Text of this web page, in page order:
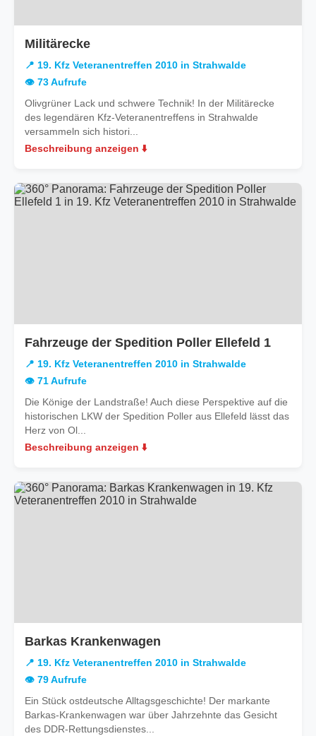
Militäreckein
2010
in
Strahwalde
📍 19. Kfz Veteranentreffen 2010 in Strahwalde
👁️ 73 Aufrufe
Olivgrüner Lack und schwere Technik! In der Militärecke
des legendären Kfz-Veteranentreffens in Strahwalde
versammeln sich histori...
Beschreibung anzeigen ⬇️
Fahrzeuge der Spedition Poller Ellefeld 1
2010
in
📍 19. Kfz Veteranentreffen 2010 in Strahwalde
👁️ 71 Aufrufe
Die Könige der Landstraße! Auch diese Perspektive auf die
historischen LKW der Spedition Poller aus Ellefeld lässt das
Herz von Ol...
Beschreibung anzeigen ⬇️
Barkas Krankenwagen
19.
2010
in
📍 19. Kfz Veteranentreffen 2010 in Strahwalde
👁️ 79 Aufrufe
Ein Stück ostdeutsche Alltagsgeschichte! Der markante
Barkas-Krankenwagen war über Jahrzehnte das Gesicht
des DDR-Rettungsdienstes...